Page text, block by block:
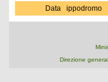
Data ippodromo
Direzione